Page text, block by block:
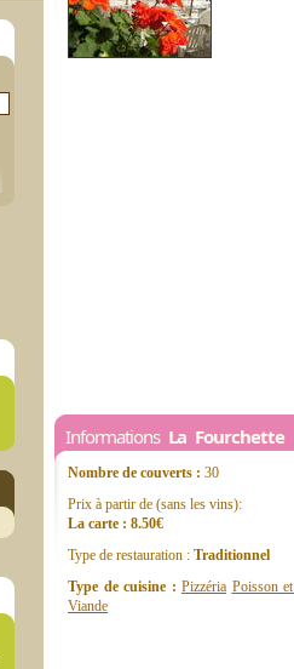
Informations La Fourchette
Nombre de couverts : 30
Prix à partir de (sans les vins):
La carte : 8.50€
Type de restauration : Traditionnel
Type de cuisine : Pizzéria Poisson
Viande